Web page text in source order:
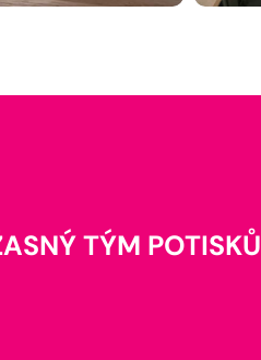
TÝM POTISKŮ